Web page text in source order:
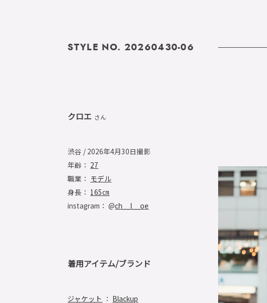
STYLE NO. 20260430-06
クロエ さん
渋谷 / 2026年4月30日撮影
年齢： 27
職業： モデル
身長： 165㎝
instagram： @ch__l__oe
着用アイテム/ブランド
ジャケット ： Blackup